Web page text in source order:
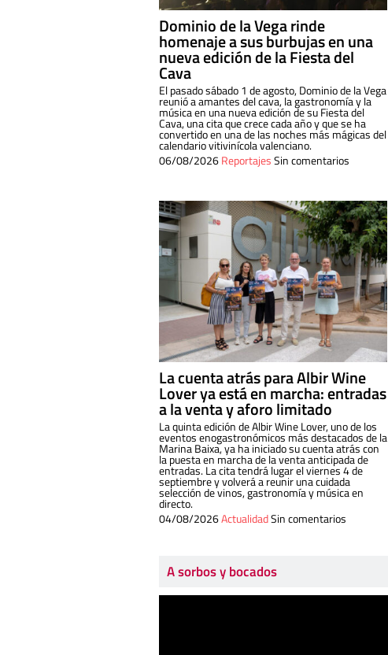
Dominio de la Vega rinde
homenaje a sus burbujas en una
nueva edición de la Fiesta del
Cava
El pasado sábado 1 de agosto, Dominio de la Vega
reunió a amantes del cava, la gastronomía y la
música en una nueva edición de su Fiesta del
Cava, una cita que crece cada año y que se ha
convertido en una de las noches más mágicas del
calendario vitivinícola valenciano.
06/08/2026ReportajesSin comentarios
La cuenta atrás para Albir Wine
Lover ya está en marcha: entradas
a la venta y aforo limitado
La quinta edición de Albir Wine Lover, uno de los
eventos enogastronómicos más destacados de la
Marina Baixa, ya ha iniciado su cuenta atrás con
la puesta en marcha de la venta anticipada de
entradas. La cita tendrá lugar el viernes 4 de
septiembre y volverá a reunir una cuidada
selección de vinos, gastronomía y música en
directo.
04/08/2026ActualidadSin comentarios
A sorbos y bocados